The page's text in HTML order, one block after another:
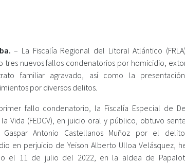
– La Fiscalía Regional del Litoral Atlántico
tres nuevos fallos condenatorios por homicidio,
familiar agravado, así como la
por diversos delitos.
fallo condenatorio, la Fiscalía Especial de
Vida (FEDCV), en juicio oral y público, obtuvo
Gaspar Antonio Castellanos Muñoz por el
en perjuicio de Yeison Alberto Ulloa Velásquez,
el 11 de julio del 2022, en la aldea de